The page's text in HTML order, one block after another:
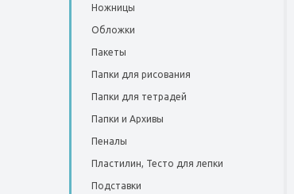
Ножницы
Обложки
Пакеты
Папки для рисования
Папки для тетрадей
Папки и Архивы
Пеналы
Пластилин, Тесто для лепки
Подставки